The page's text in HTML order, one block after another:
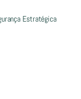
Estratégica